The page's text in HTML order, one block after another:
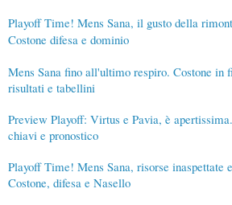
Playoff Time! Mens Sana, il gusto della
Costone difesa e dominio
Mens Sana fino all'ultimo respiro. Costone in
risultati e tabellini
Preview Playoff: Virtus e Pavia, è
chiavi e pronostico
Playoff Time! Mens Sana, risorse inaspettate
Costone, difesa e Nasello